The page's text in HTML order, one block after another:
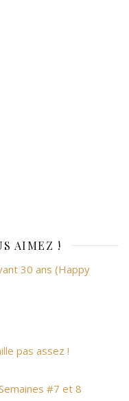
AIMEZ !
30 ans (Happy
pas assez !
#7 et 8